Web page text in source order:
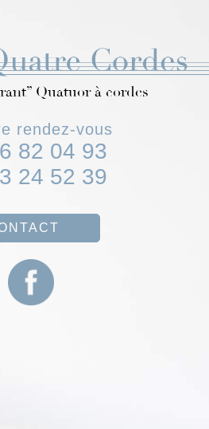
Quatuor à cordes
rendez-vous
82 04 93
24 52 39